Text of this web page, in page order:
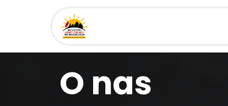
Przejdź do zawartości
O nas